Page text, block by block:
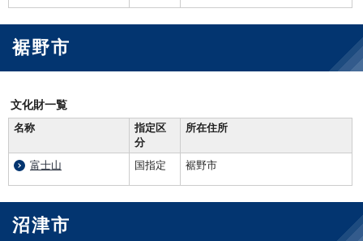
裾野市
文化財一覧
名称
指定区
分
所在住所
富士山 国指定 裾野市
沼津市